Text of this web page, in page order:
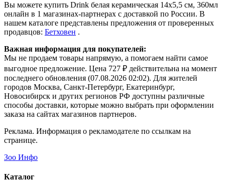
Вы можете купить Drink белая керамическая 14х5,5 см, 360мл
онлайн в 1 магазинах-партнерах с доставкой по России. В
нашем каталоге представлены предложения от проверенных
продавцов: Бетховен .
Важная информация для покупателей:
Мы не продаем товары напрямую, а помогаем найти самое
выгодное предложение. Цена 727 ₽ действительна на момент
последнего обновления (07.08.2026 02:02). Для жителей
городов Москва, Санкт-Петербург, Екатеринбург,
Новосибирск и других регионов РФ доступны различные
способы доставки, которые можно выбрать при оформлении
заказа на сайтах магазинов партнеров.
Реклама. Информация о рекламодателе по ссылкам на
странице.
Зоо Инфо
Каталог